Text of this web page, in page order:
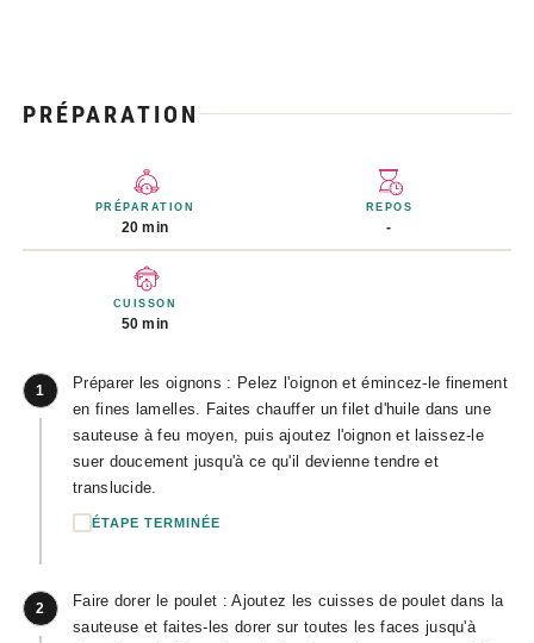
PRÉPARATION
PRÉPARATION
20 min
REPOS
-
CUISSON
50 min
1
Préparer les oignons : Pelez l'oignon et émincez-le finement
en fines lamelles. Faites chauffer un filet d'huile dans une
sauteuse à feu moyen, puis ajoutez l'oignon et laissez-le
suer doucement jusqu'à ce qu'il devienne tendre et
translucide.
ÉTAPE TERMINÉE
2
Faire dorer le poulet : Ajoutez les cuisses de poulet dans la
sauteuse et faites-les dorer sur toutes les faces jusqu'à